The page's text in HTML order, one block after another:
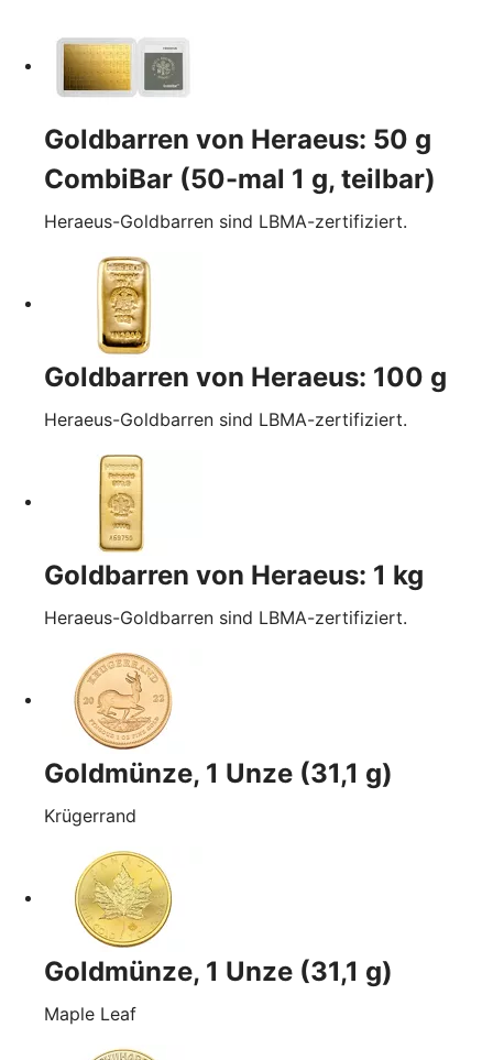
Goldbarren von Heraeus: 50 g
CombiBar (50-mal 1 g, teilbar)
Heraeus-Goldbarren sind LBMA-zertifiziert.
Goldbarren von Heraeus: 100 g
Heraeus-Goldbarren sind LBMA-zertifiziert.
Goldbarren von Heraeus: 1 kg
Heraeus-Goldbarren sind LBMA-zertifiziert.
Goldmünze, 1 Unze (31,1 g)
Krügerrand
Goldmünze, 1 Unze (31,1 g)
Maple Leaf